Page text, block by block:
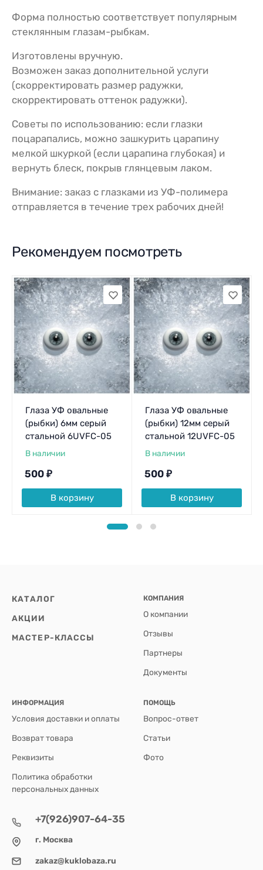
Форма полностью соответствует популярным
стеклянным глазам-рыбкам.
Изготовлены вручную.
Возможен заказ дополнительной услуги
(скорректировать размер радужки,
скорректировать оттенок радужки).
Советы по использованию: если глазки
поцарапались, можно зашкурить царапину
мелкой шкуркой (если царапина глубокая) и
вернуть блеск, покрыв глянцевым лаком.
Внимание: заказ с глазками из УФ-полимера
отправляется в течение трех рабочих дней!
Рекомендуем посмотреть
Глаза УФ овальные
(рыбки) 6мм серый
стальной 6UVFC-05
В наличии
500 ₽
В корзину
Глаза УФ овальные
(рыбки) 12мм серый
стальной 12UVFC-05
В наличии
500 ₽
В корзину
КАТАЛОГ
АКЦИИ
МАСТЕР-КЛАССЫ
КОМПАНИЯ
О компании
Отзывы
Партнеры
Документы
ИНФОРМАЦИЯ
Условия доставки и оплаты
Возврат товара
Реквизиты
Политика обработки
персональных данных
ПОМОЩЬ
Вопрос-ответ
Статьи
Фото
+7(926)907-64-35
г. Москва
zakaz@kuklobaza.ru